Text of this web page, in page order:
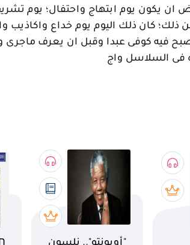
ان يكون يوم ابتهاج واحتفال؛ يوم
ذلك؛ كان ذلك اليوم يوم خداع واكاذيب
فيه كوفى عبدا وقبل ان يعرف
فى السلاسل واج
اسم الكتاب